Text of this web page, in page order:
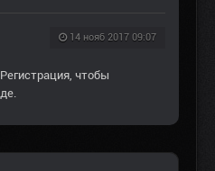
14 нояб 2017 09:07
Регистрация , чтобы